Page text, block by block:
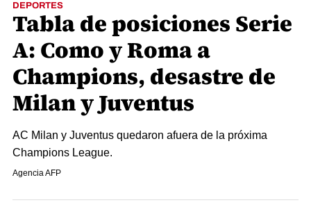
DEPORTES
Tabla de posiciones Serie
A: Como y Roma a
Champions, desastre de
Milan y Juventus
AC Milan y Juventus quedaron afuera de la próxima
Champions League.
Agencia AFP